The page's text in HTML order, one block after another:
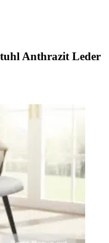
Anthrazit Leder